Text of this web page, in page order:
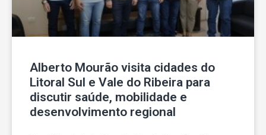
Alberto Mourão visita cidades do
Litoral Sul e Vale do Ribeira para
discutir saúde, mobilidade e
desenvolvimento regional